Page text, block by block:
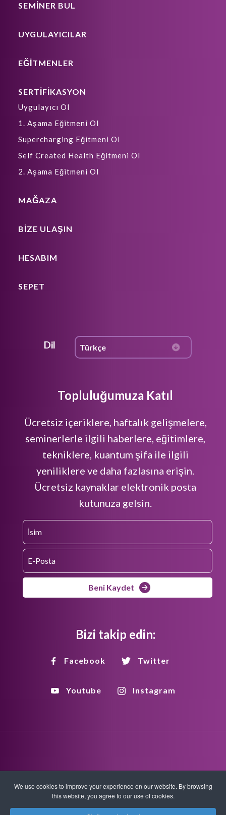
SEMİNER BUL
UYGULAYICILAR
EĞİTMENLER
SERTİFİKASYON
Uygulayıcı Ol
1. Aşama Eğitmeni Ol
Supercharging Eğitmeni Ol
Self Created Health Eğitmeni Ol
2. Aşama Eğitmeni Ol
MAĞAZA
BIZE ULAŞIN
HESABIM
SEPET
Dil
Topluluğumuza Katıl
Ücretsiz içeriklere, haftalık gelişmelere,
seminerlerle ilgili haberlere, eğitimlere,
tekniklere, kuantum şifa ile ilgili
yeniliklere ve daha fazlasına erişin.
Ücretsiz kaynaklar elektronik posta
kutunuza gelsin.
Beni Kaydet
Bizi takip edin:
Facebook Twitter
Youtube Instagram
We use cookies to improve your experience on our website. By browsing
this website, you agree to our use of cookies.